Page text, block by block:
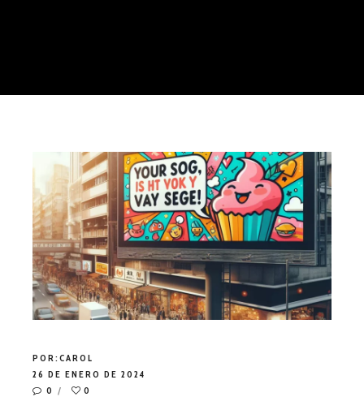
POR:CAROL
26 DE ENERO DE 2024
0
0